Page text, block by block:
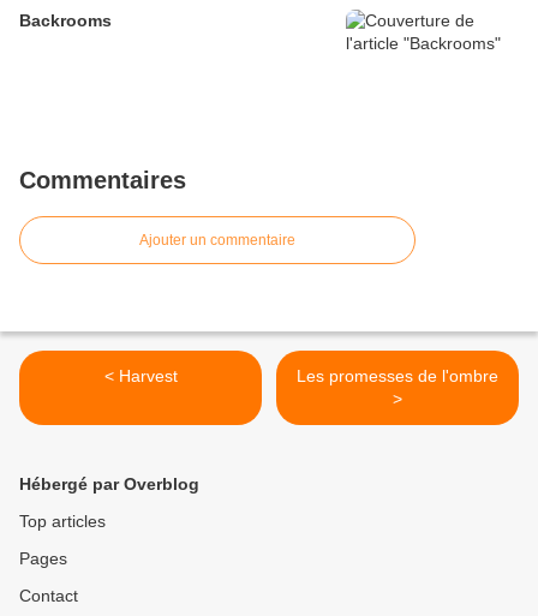
Backrooms
Commentaires
Ajouter un commentaire
< Harvest
Les promesses de l'ombre
>
Hébergé par Overblog
Top articles
Pages
Contact